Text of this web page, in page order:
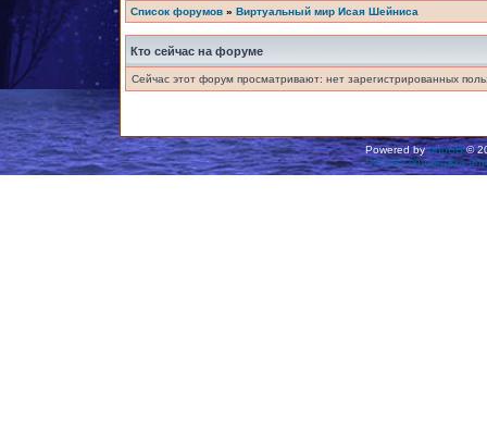
Список форумов » Виртуальный мир Исая Шейниса
Кто сейчас на форуме
Сейчас этот форум просматривают: нет зарегистрированных
Powered byphpBB©
Русская поддержка